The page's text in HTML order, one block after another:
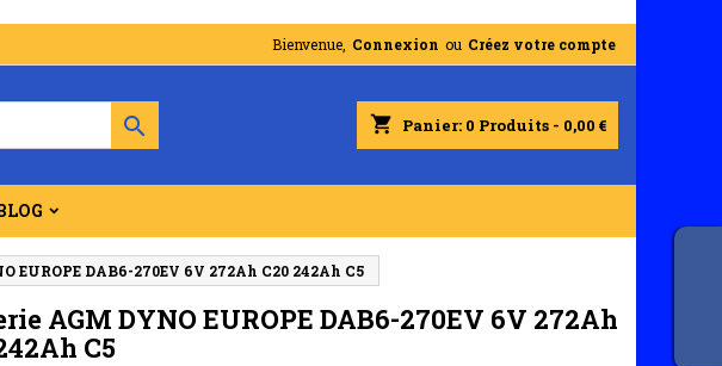
Bienvenue, Connexion ou Créez votre compte
shopping_cart Panier: 0 Produits - 0,00 €

EUROPE DAB6-270EV 6V 272Ah C20 242Ah C5
AGM DYNO EUROPE DAB6-270EV 6V 272Ah
C5